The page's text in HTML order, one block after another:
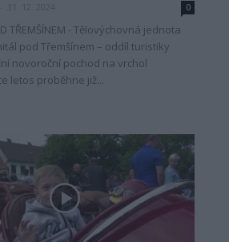
0
TŘEMŠÍNEM - Tělovýchovná jednota
pod Třemšínem – oddíl turistiky
novoroční pochod na vrchol
letos proběhne již...